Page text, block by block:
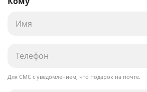
Для СМС с уведомлением, что подарок на почте.